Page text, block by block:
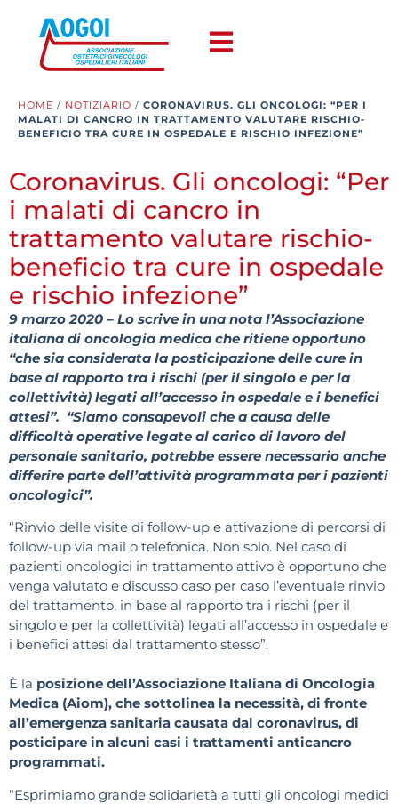
HOME / NOTIZIARIO / CORONAVIRUS. GLI ONCOLOGI: “PER I
MALATI DI CANCRO IN TRATTAMENTO VALUTARE RISCHIO-
BENEFICIO TRA CURE IN OSPEDALE E RISCHIO INFEZIONE”
Coronavirus. Gli oncologi: “Per
i malati di cancro in
trattamento valutare rischio-
beneficio tra cure in ospedale
e rischio infezione”
9 marzo 2020 – Lo scrive in una nota l’Associazione
italiana di oncologia medica che ritiene opportuno
“che sia considerata la posticipazione delle cure in
base al rapporto tra i rischi (per il singolo e per la
collettività) legati all’accesso in ospedale e i benefici
attesi”. “Siamo consapevoli che a causa delle
difficoltà operative legate al carico di lavoro del
personale sanitario, potrebbe essere necessario anche
differire parte dell’attività programmata per i pazienti
oncologici”.
“Rinvio delle visite di follow-up e attivazione di percorsi di
follow-up via mail o telefonica. Non solo. Nel caso di
pazienti oncologici in trattamento attivo è opportuno che
venga valutato e discusso caso per caso l’eventuale rinvio
del trattamento, in base al rapporto tra i rischi (per il
singolo e per la collettività) legati all’accesso in ospedale e
i benefici attesi dal trattamento stesso”.
È la posizione dell’Associazione Italiana di Oncologia
Medica (Aiom), che sottolinea la necessità, di fronte
all’emergenza sanitaria causata dal coronavirus, di
posticipare in alcuni casi i trattamenti anticancro
programmati.
“Esprimiamo grande solidarietà a tutti gli oncologi medici